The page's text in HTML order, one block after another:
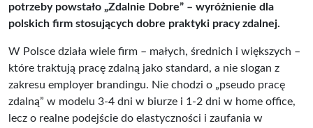
potrzeby powstało „Zdalnie Dobre” – wyróżnienie dla
polskich firm stosujących dobre praktyki pracy zdalnej.
W Polsce działa wiele firm – małych, średnich i większych –
które traktują pracę zdalną jako standard, a nie slogan z
zakresu employer brandingu. Nie chodzi o „pseudo pracę
zdalną” w modelu 3-4 dni w biurze i 1-2 dni w home office,
lecz o realne podejście do elastyczności i zaufania w